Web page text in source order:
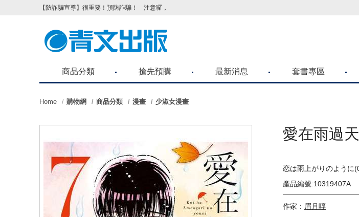
【防詐騙宣導】很重要！預防詐騙！ 注意囉，不要被騙了！請各位喜歡青文購物網的朋友們，提高警覺！
商品分類 搶先預購 最新消息 套書專區
Home 購物網 商品分類 漫畫 少淑女漫畫
愛在雨過
恋は雨上がりのように
產品編號:10319407A
作家： 眉月啍